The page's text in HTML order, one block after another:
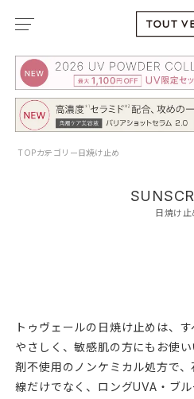
TOPカテゴリー日焼け止め
日焼け止
トゥヴェールの日焼け止めは、
やさしく、敏感肌の方にもお使
剤不使用のノンケミカル処方で
線だけでなく、ロングUVA・ブ